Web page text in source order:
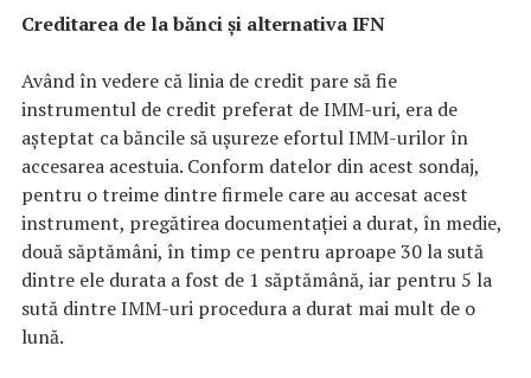
Creditarea de la bănci și alternativa IFN
Având în vedere că linia de credit pare să fie
instrumentul de credit preferat de IMM-uri, era de
așteptat ca băncile să ușureze efortul IMM-urilor în
accesarea acestuia. Conform datelor din acest sondaj,
pentru o treime dintre firmele care au accesat acest
instrument, pregătirea documentației a durat, în medie,
două săptămâni, în timp ce pentru aproape 30 la sută
dintre ele durata a fost de 1 săptămână, iar pentru 5 la
sută dintre IMM-uri procedura a durat mai mult de o
lună.